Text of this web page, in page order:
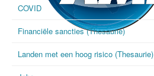
COVID
Financiële sancties (Thesaurie)
Landen met een hoog risico (Thesaurie)